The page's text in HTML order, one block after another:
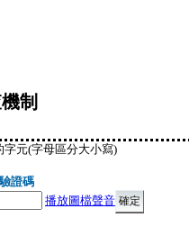
制
元(字母區分大小寫)
證碼
播放圖檔聲音